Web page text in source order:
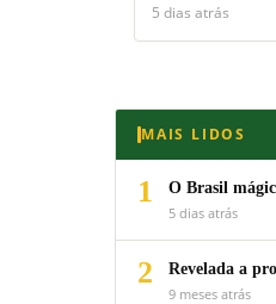
5 dias atrás
MAIS LIDOS
1
O Brasil
5 dias atrás
2
Revelada a
9 meses atrás